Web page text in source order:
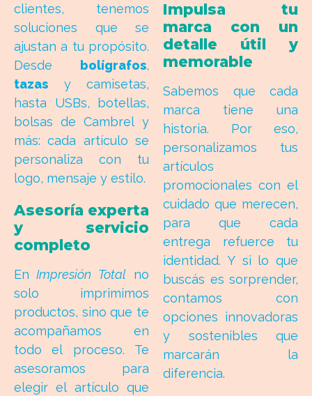
clientes, tenemos
soluciones que se
ajustan a tu propósito.
Desde
bolígrafos,
tazas y camisetas,
hasta USBs, botellas,
bolsas de Cambrel y
más: cada artículo se
personaliza con tu
logo, mensaje y estilo.
Asesoría experta
y servicio
completo
En Impresión Total no
solo imprimimos
productos, sino que te
acompañamos en
todo el proceso. Te
asesoramos para
elegir el artículo que
Impulsa tu
marca con un
detalle útil y
memorable
Sabemos que cada
marca tiene una
historia. Por eso,
personalizamos tus
artículos
promocionales con el
cuidado que merecen,
para que cada
entrega refuerce tu
identidad. Y si lo que
buscás es sorprender,
contamos con
opciones innovadoras
y sostenibles que
marcarán la
diferencia.